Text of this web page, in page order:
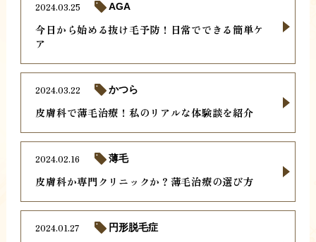
今日から始める抜け毛予防！日常でできる簡単ケ
ア
2024.03.25 AGA
皮膚科で薄毛治療！私のリアルな体験談を紹介
2024.03.22 かつら
皮膚科か専門クリニックか？薄毛治療の選び方
2024.02.16 薄毛
2024.01.27 円形脱毛症